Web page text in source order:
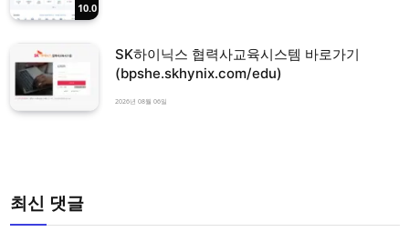
10.0
SK하이닉스 협력사교육시스템 바로가기
(bpshe.skhynix.com/edu)
2026년 08월 06일
최신 댓글